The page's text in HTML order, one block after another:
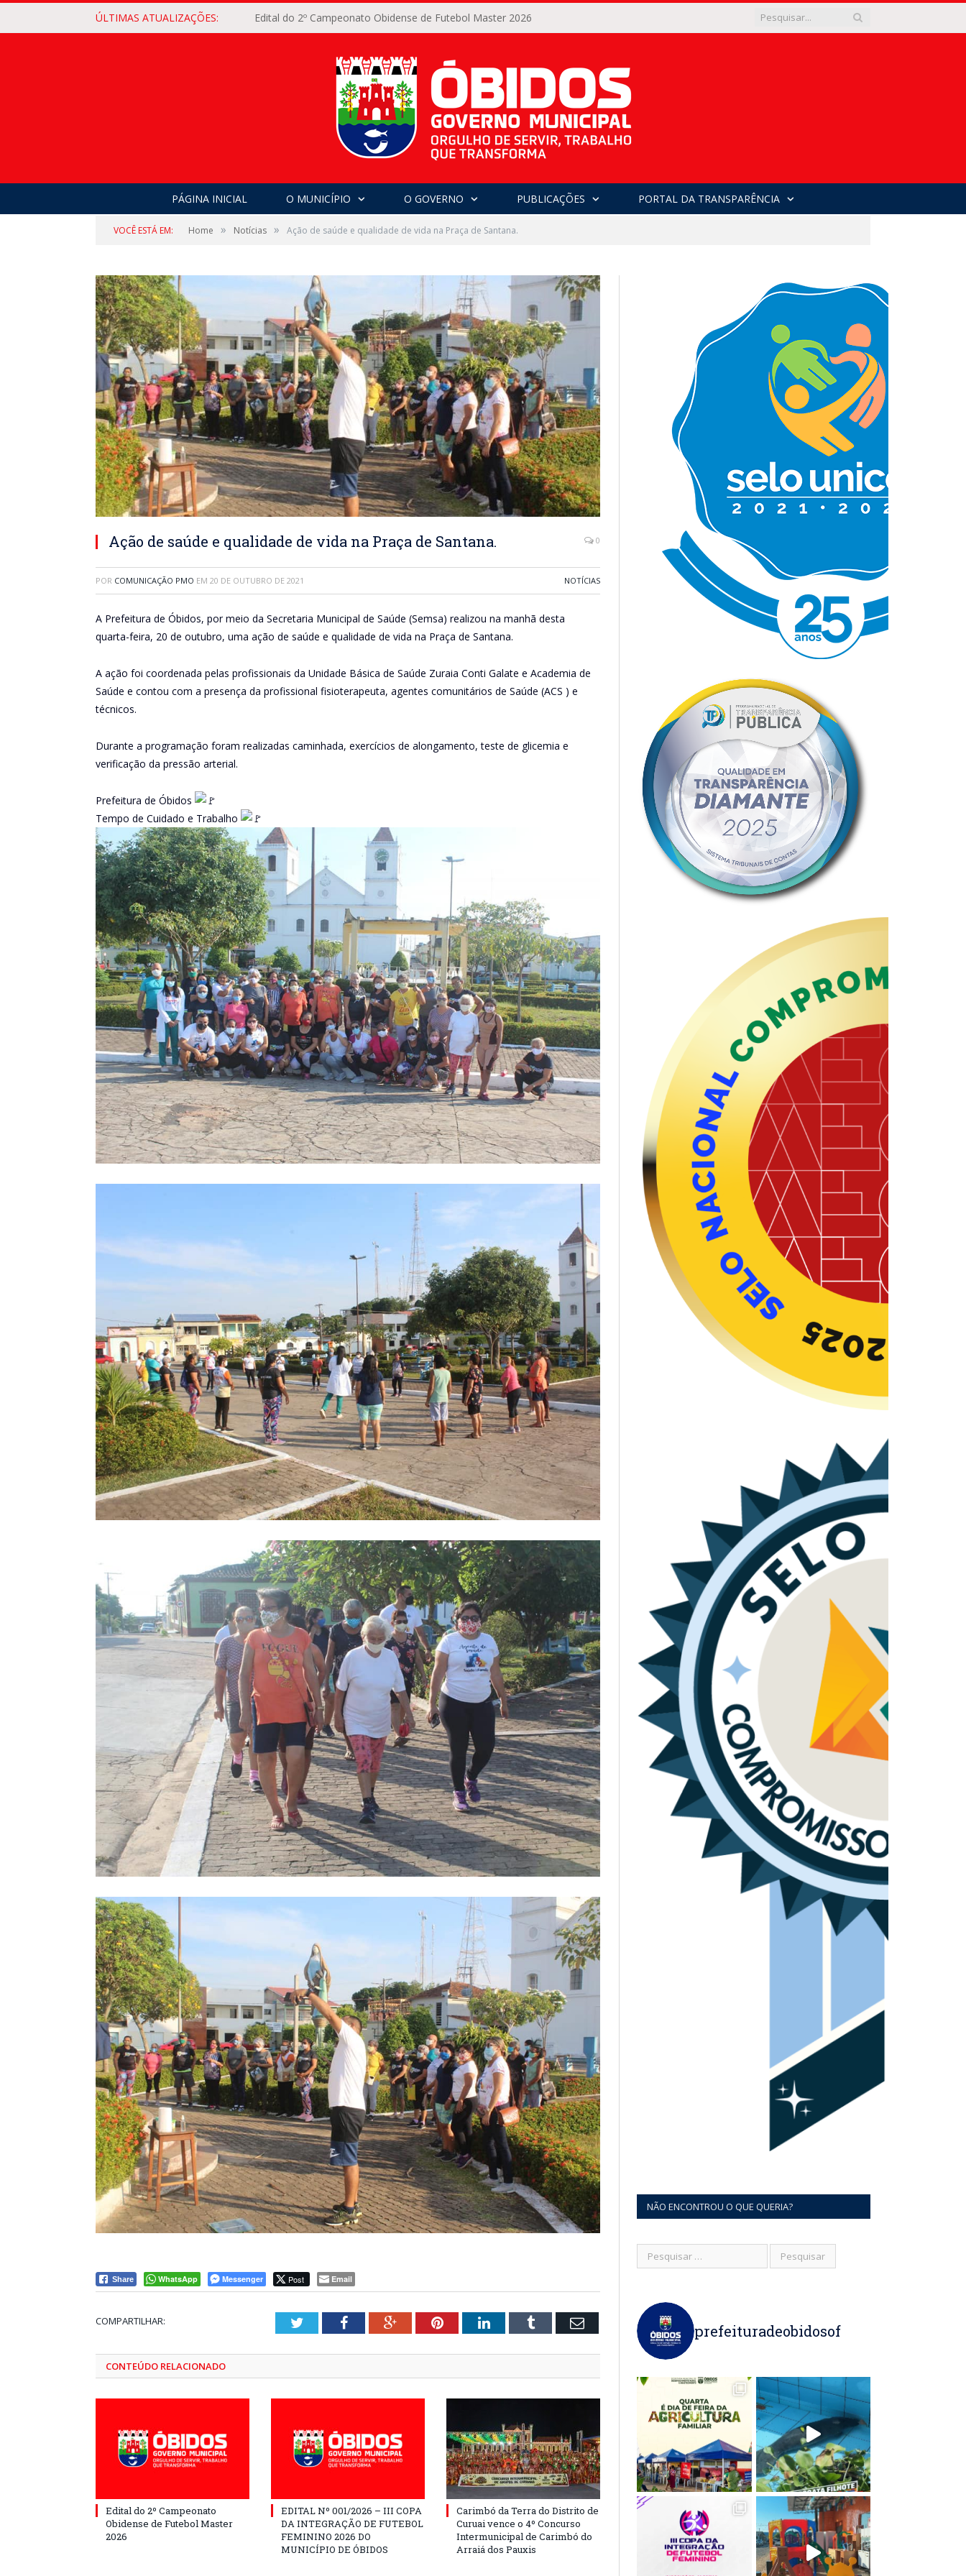
ÚLTIMAS ATUALIZAÇÕES: Edital do 2º Campeonato Obidense de Futebol Master 2026
PÁGINA INICIAL O MUNICÍPIO O GOVERNO PUBLICAÇÕES PORTAL DA TRANSPARÊNCIA
VOCÊ ESTÁ EM: Home » Notícias » Ação de saúde e qualidade de vida na Praça de Santana.
Ação de saúde e qualidade de vida na Praça de Santana. 0
POR COMUNICAÇÃO PMO EM 20 DE OUTUBRO DE 2021 NOTÍCIAS
A Prefeitura de Óbidos, por meio da Secretaria Municipal de Saúde (Semsa) realizou na manhã desta
quarta-feira, 20 de outubro, uma ação de saúde e qualidade de vida na Praça de Santana.
A ação foi coordenada pelas profissionais da Unidade Básica de Saúde Zuraia Conti Galate e Academia de
Saúde e contou com a presença da profissional fisioterapeuta, agentes comunitários de Saúde (ACS ) e
técnicos.
Durante a programação foram realizadas caminhada, exercícios de alongamento, teste de glicemia e
verificação da pressão arterial.
Prefeitura de Óbidos
Tempo de Cuidado e Trabalho
Share WhatsApp Messenger Post Email
COMPARTILHAR: TwitterFacebookGoogle+PinterestLinkedInTumblr Email
CONTEÚDO RELACIONADO
Edital do 2º Campeonato
Obidense de Futebol Master
2026
EDITAL Nº 001/2026 – III COPA
DA INTEGRAÇÃO DE FUTEBOL
FEMININO 2026 DO
MUNICÍPIO DE ÓBIDOS
Carimbó da Terra do Distrito de
Curuai vence o 4º Concurso
Intermunicipal de Carimbó do
Arraiá dos Pauxis
NÃO ENCONTROU O QUE QUERIA?
prefeituradeobidosof